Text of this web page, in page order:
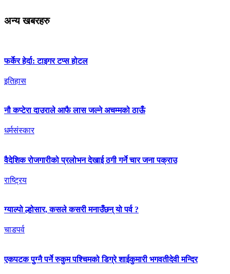
अन्य खबरहरु
फर्केर हेर्दा: टाइगर टप्स होटल
इतिहास
नौ कप्टेरा दाउराले आफै लास जल्ने अचम्मको ठाऊँ
धर्मसंस्कार
वैदेशिक रोजगारीको प्रलोभन देखाई ठगी गर्ने चार जना पक्राउ
राष्ट्रिय
ग्याल्पो ल्होसार, कसले कसरी मनाउँछन् यो पर्व ?
चाडपर्व
एकपटक पुग्‍नै पर्ने रुकुम पश्चिमको डिग्रे शाईकुमारी भगवतीदेवी मन्दिर